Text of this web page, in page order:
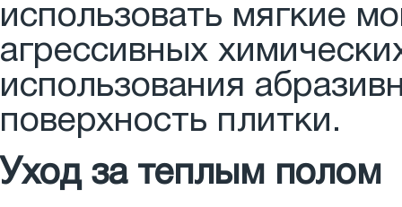
использовать мягкие
агрессивных
использования
поверхность плитки.
Уход за теплым полом